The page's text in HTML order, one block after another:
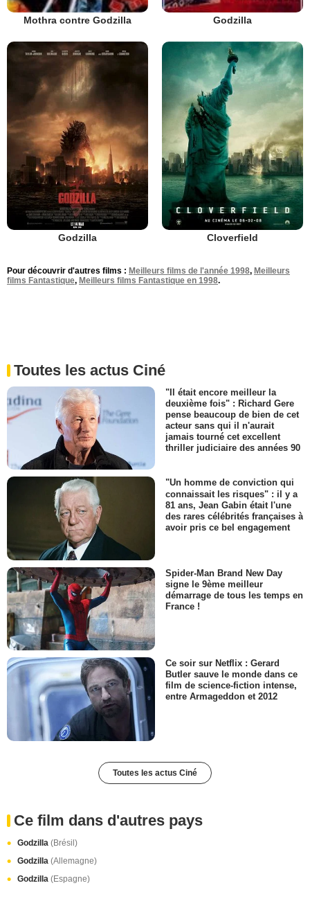
Mothra contre Godzilla Godzilla
Godzilla Cloverfield
Pour découvrir d'autres films : Meilleurs films de l'année 1998, Meilleurs
films Fantastique, Meilleurs films Fantastique en 1998.
Toutes les actus Ciné
"Il était encore meilleur la
deuxième fois" : Richard Gere
pense beaucoup de bien de cet
acteur sans qui il n'aurait
jamais tourné cet excellent
thriller judiciaire des années 90
"Un homme de conviction qui
connaissait les risques" : il y a
81 ans, Jean Gabin était l'une
des rares célébrités françaises à
avoir pris ce bel engagement
Spider-Man Brand New Day
signe le 9ème meilleur
démarrage de tous les temps en
France !
Ce soir sur Netflix : Gerard
Butler sauve le monde dans ce
film de science-fiction intense,
entre Armageddon et 2012
Toutes les actus Ciné
Ce film dans d'autres pays
Godzilla (Brésil)
Godzilla (Allemagne)
Godzilla (Espagne)